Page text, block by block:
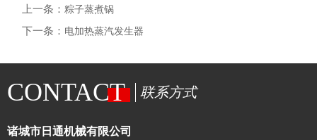
上一条：粽子蒸煮锅
下一条： 电加热蒸汽发生器
CONTACT 联系方式
诸城市日通机械有限公司